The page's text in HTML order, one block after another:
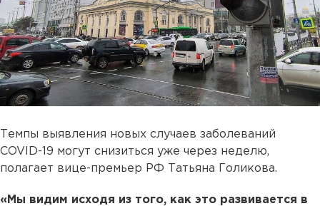
Темпы выявления новых случаев заболеваний
COVID-19 могут снизиться уже через неделю,
полагает вице-премьер РФ Татьяна Голикова.
«Мы видим исходя из того, как это развивается в